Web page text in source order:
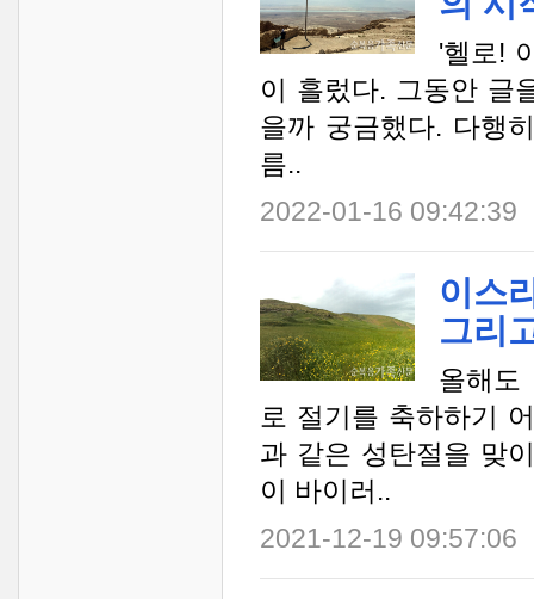
'헬로!
이 흘렀다. 그동안 글
을까 궁금했다. 다행
름..
2022-01-16 09:42:39
이스
그리
올해도
로 절기를 축하하기
과 같은 성탄절을 맞
이 바이러..
2021-12-19 09:57:06